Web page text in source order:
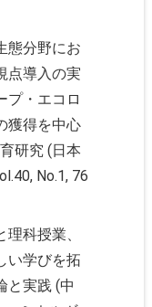
態分野にお
点導入の実
プ・エコロ
獲得を中心
研究 (日本
No.1, 76
科授業、
い学びを拓
と実践 (中